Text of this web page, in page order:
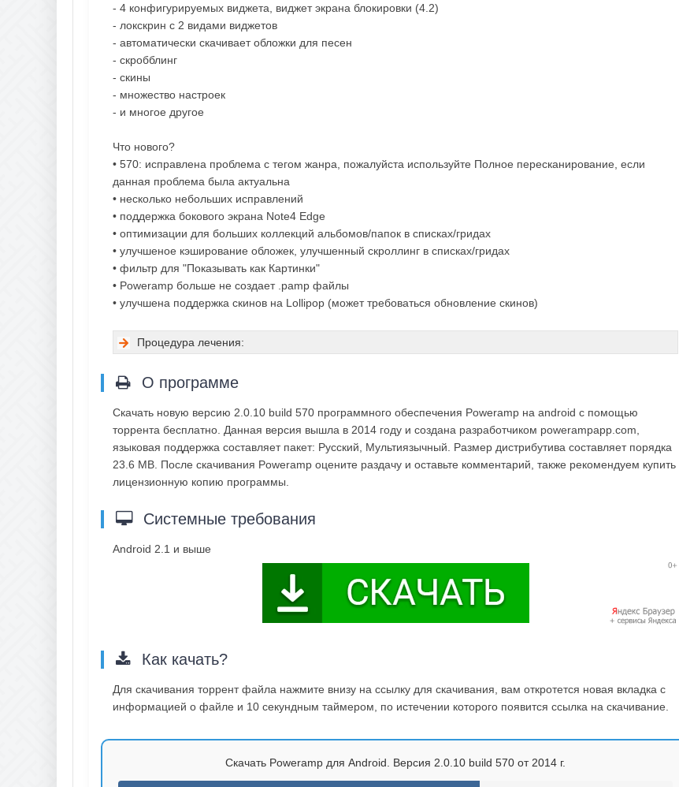
- 4 конфигурируемых виджета, виджет экрана блокировки (4.2)
- локскрин с 2 видами виджетов
- автоматически скачивает обложки для песен
- скробблинг
- скины
- множество настроек
- и многое другое
Что нового?
• 570: исправлена проблема с тегом жанра, пожалуйста используйте Полное пересканирование, если
данная проблема была актуальна
• несколько небольших исправлений
• поддержка бокового экрана Note4 Edge
• оптимизации для больших коллекций альбомов/папок в списках/гридах
• улучшеное кэширование обложек, улучшенный скроллинг в списках/гридах
• фильтр для "Показывать как Картинки"
• Poweramp больше не создает .pamp файлы
• улучшена поддержка скинов на Lollipop (может требоваться обновление скинов)
Процедура лечения:
О программе
Скачать новую версию 2.0.10 build 570 программного обеспечения Poweramp на android с помощью
торрента бесплатно. Данная версия вышла в 2014 году и создана разработчиком powerampapp.com,
языковая поддержка составляет пакет: Русский, Мультиязычный. Размер дистрибутива составляет порядка
23.6 MB. После скачивания Poweramp оцените раздачу и оставьте комментарий, также рекомендуем купить
лицензионную копию программы.
Системные требования
Android 2.1 и выше
Как качать?
Для скачивания торрент файла нажмите внизу на ссылку для скачивания, вам откротется новая вкладка с
информацией о файле и 10 секундным таймером, по истечении которого появится ссылка на скачивание.
Скачать Poweramp для Android. Версия 2.0.10 build 570 от 2014 г.